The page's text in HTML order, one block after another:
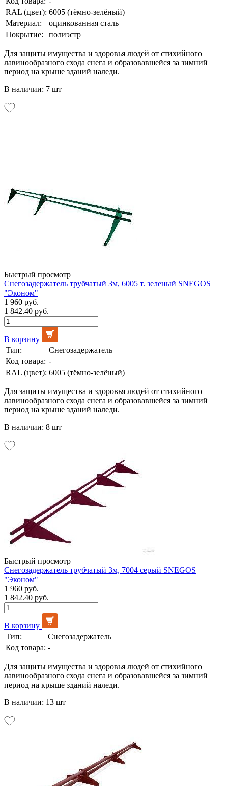
RAL (цвет): 6005 (тёмно-зелёный)
Материал:
оцинкованная сталь
Покрытие:
полиэстр
Для защиты имущества и здоровья людей от стихийного
лавинообразного схода снега и образовавшейся за зимний
период на крыше зданий наледи.
В наличии: 7 шт
Быстрый просмотр
Снегозадержатель трубчатый 3м, 6005 т. зеленый SNEGOS
"Эконом"
1 960 руб.
1 842.40 руб.
В корзину
Тип:
Снегозадержатель
Код товара: -
RAL (цвет): 6005 (тёмно-зелёный)
Для защиты имущества и здоровья людей от стихийного
лавинообразного схода снега и образовавшейся за зимний
период на крыше зданий наледи.
В наличии: 8 шт
Быстрый просмотр
Снегозадержатель трубчатый 3м, 7004 серый SNEGOS
"Эконом"
1 960 руб.
1 842.40 руб.
В корзину
Тип:
Снегозадержатель
Код товара: -
Для защиты имущества и здоровья людей от стихийного
лавинообразного схода снега и образовавшейся за зимний
период на крыше зданий наледи.
В наличии: 13 шт